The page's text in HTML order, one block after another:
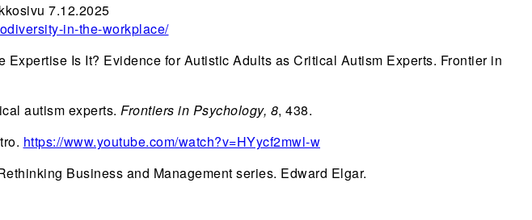
7.12.2025
in-the-workplace/
Is It? Evidence for Autistic Adults as Critical Autism Experts. Frontier in
autism experts. Frontiers in Psychology, 8, 438.
https://www.youtube.com/watch?v=HYycf2mwl-w
Business and Management series. Edward Elgar.